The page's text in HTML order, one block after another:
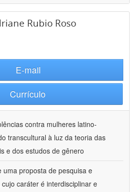
Rubio Roso
E-mail
Currículo
contra mulheres latino-
transcultural à luz da teoria das
e dos estudos de gênero
uma proposta de pesquisa e
caráter é interdisciplinar e